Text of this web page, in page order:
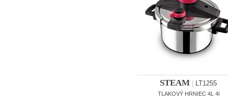
STEAM LT1255
TLAKOVÝ HRNIEC 4L 4l